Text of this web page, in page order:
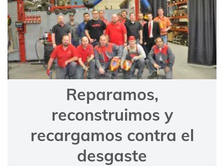
Reparamos,
reconstruimos y
recargamos contra el
desgaste